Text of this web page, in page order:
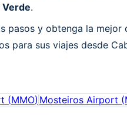
Verde.
pasos y obtenga la
para sus viajes desde
(MMO) Mosteiros Airport (